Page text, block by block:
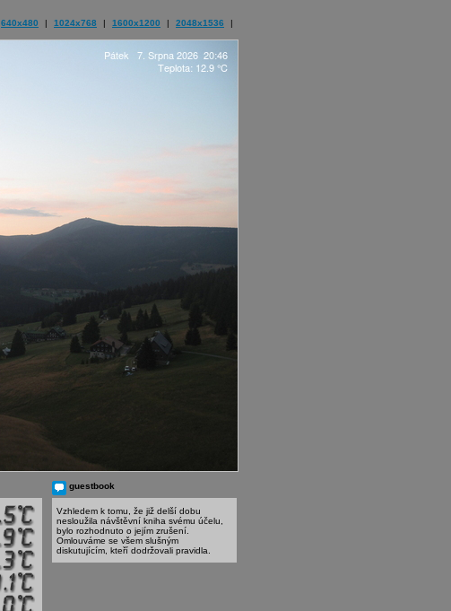
640x480 | 1024x768 | 1600x1200 | 2048x1536 |
guestbook
Vzhledem k tomu, že již delší dobu
nesloužila návštěvní kniha svému účelu,
bylo rozhodnuto o jejím zrušení.
Omlouváme se všem slušným
diskutujícím, kteří dodržovali pravidla.